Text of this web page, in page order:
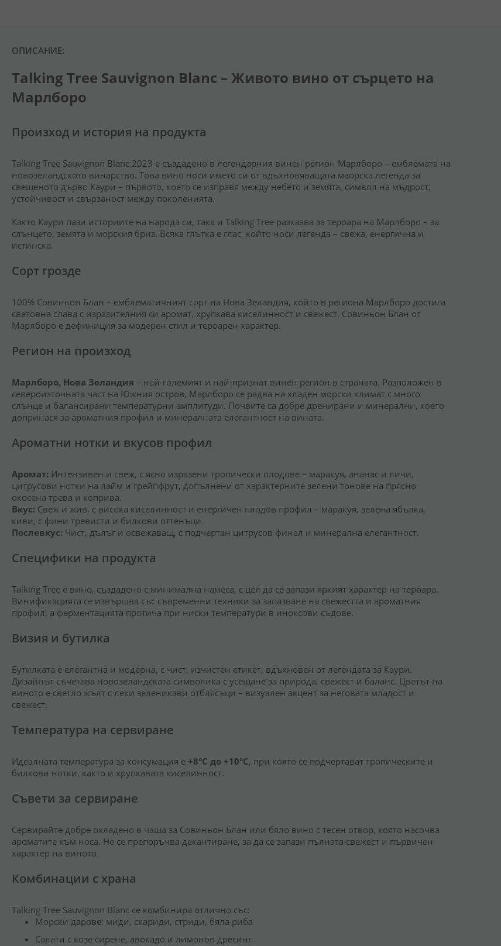
ОПИСАНИЕ:
Talking Tree Sauvignon Blanc – Живото вино от сърцето на
Марлборо
Произход и история на продукта
Talking Tree Sauvignon Blanc 2023 е създадено в легендарния винен регион Марлборо – емблемата на
новозеландското винарство. Това вино носи името си от вдъхновяващата маорска легенда за
свещеното дърво Каури – първото, което се изправя между небето и земята, символ на мъдрост,
устойчивост и свързаност между поколенията.
Както Каури пази историите на народа си, така и Talking Tree разказва за тероара на Марлборо – за
слънцето, земята и морския бриз. Всяка глътка е глас, който носи легенда – свежа, енергична и
истинска.
Сорт грозде
100% Совиньон Блан – емблематичният сорт на Нова Зеландия, който в региона Марлборо достига
световна слава с изразителния си аромат, хрупкава киселинност и свежест. Совиньон Блан от
Марлборо е дефиниция за модерен стил и тероарен характер.
Регион на произход
Марлборо, Нова Зеландия – най-големият и най-признат винен регион в страната. Разположен в
североизточната част на Южния остров, Марлборо се радва на хладен морски климат с много
слънце и балансирани температурни амплитуди. Почвите са добре дренирани и минерални, което
допринася за ароматния профил и минералната елегантност на вината.
Ароматни нотки и вкусов профил
Аромат: Интензивен и свеж, с ясно изразени тропически плодове – маракуя, ананас и личи,
цитрусови нотки на лайм и грейпфрут, допълнени от характерните зелени тонове на прясно
окосена трева и коприва.
Вкус: Свеж и жив, с висока киселинност и енергичен плодов профил – маракуя, зелена ябълка,
киви, с фини тревисти и билкови оттенъци.
Послевкус: Чист, дълъг и освежаващ, с подчертан цитрусов финал и минерална елегантност.
Специфики на продукта
Talking Tree е вино, създадено с минимална намеса, с цел да се запази яркият характер на тероара.
Винификацията се извършва със съвременни техники за запазване на свежестта и ароматния
профил, а ферментацията протича при ниски температури в иноксови съдове.
Визия и бутилка
Бутилката е елегантна и модерна, с чист, изчистен етикет, вдъхновен от легендата за Каури.
Дизайнът съчетава новозеландската символика с усещане за природа, свежест и баланс. Цветът на
виното е светло жълт с леки зеленикави отблясъци – визуален акцент за неговата младост и
свежест.
Температура на сервиране
Идеалната температура за консумация е +8°C до +10°C, при която се подчертават тропическите и
билкови нотки, както и хрупкавата киселинност.
Съвети за сервиране
Сервирайте добре охладено в чаша за Совиньон Блан или бяло вино с тесен отвор, която насочва
ароматите към носа. Не се препоръчва декантиране, за да се запази пълната свежест и първичен
характер на виното.
Комбинации с храна
Talking Tree Sauvignon Blanc се комбинира отлично със:
Морски дарове: миди, скариди, стриди, бяла риба
Салати с козе сирене, авокадо и лимонов дресинг